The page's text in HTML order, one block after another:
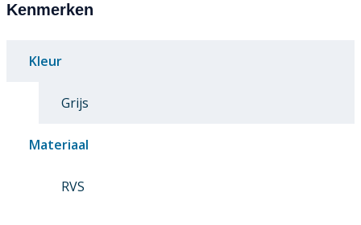
Kenmerken
Kleur
Grijs
Materiaal
RVS